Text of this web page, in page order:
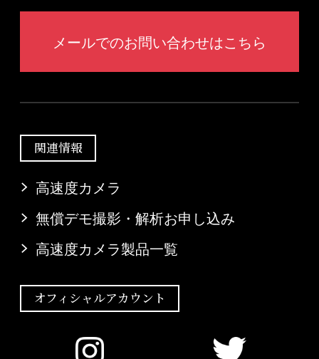
メールでのお問い合わせはこちら
関連情報
高速度カメラ
無償デモ撮影・解析お申し込み
高速度カメラ製品一覧
オフィシャルアカウント